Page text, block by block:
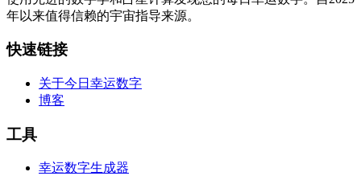
年以来值得信赖的宇宙指导来源。
快速链接
关于今日幸运数字
博客
工具
幸运数字生成器